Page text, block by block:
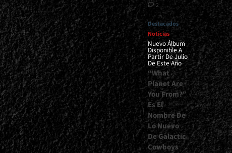
2
Destacados
Noticias
Nuevo Álbum
Disponible A
Partir De Julio
De Este Año
“What
Planet Are
You From?”
Es El
Nombre De
Lo Nuevo
De Galactic
Cowboys